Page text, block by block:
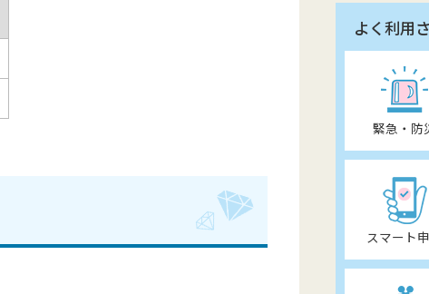
よく利用
緊急・防
スマート